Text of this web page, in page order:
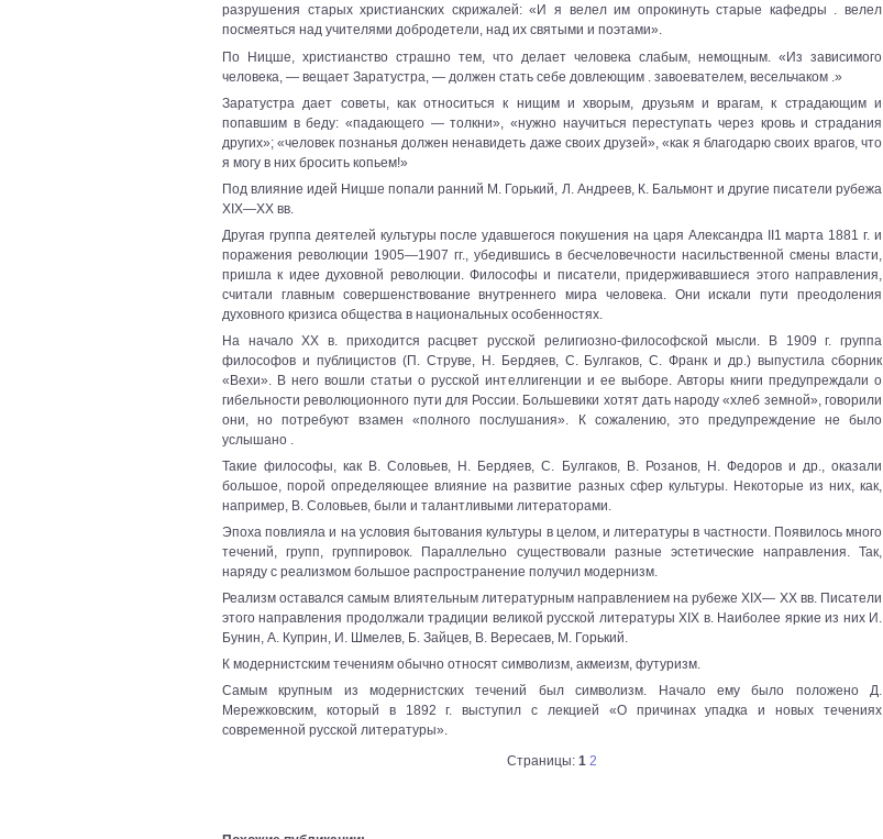
разрушения старых христианских скрижалей: «И я велел им опрокинуть старые кафедры . велел
посмеяться над учителями добродетели, над их святыми и поэтами».
По Ницше, христианство страшно тем, что делает человека слабым, немощным. «Из зависимого
человека, — вещает Заратустра, — должен стать себе довлеющим . завоевателем, весельчаком .»
Заратустра дает советы, как относиться к нищим и хворым, друзьям и врагам, к страдающим и
попавшим в беду: «падающего — толкни», «нужно научиться переступать через кровь и страдания
других»; «человек познанья должен ненавидеть даже своих друзей», «как я благодарю своих врагов, что
я могу в них бросить копьем!»
Под влияние идей Ницше попали ранний М. Горький, Л. Андреев, К. Бальмонт и другие писатели рубежа
XIX—XX вв.
Другая группа деятелей культуры после удавшегося покушения на царя Александра II1 марта 1881 г. и
поражения революции 1905—1907 гг., убедившись в бесчеловечности насильственной смены власти,
пришла к идее духовной революции. Философы и писатели, придерживавшиеся этого направления,
считали главным совершенствование внутреннего мира человека. Они искали пути преодоления
духовного кризиса общества в национальных особенностях.
На начало XX в. приходится расцвет русской религиозно-философской мысли. В 1909 г. группа
философов и публицистов (П. Струве, Н. Бердяев, С. Булгаков, С. Франк и др.) выпустила сборник
«Вехи». В него вошли статьи о русской интеллигенции и ее выборе. Авторы книги предупреждали о
гибельности революционного пути для России. Большевики хотят дать народу «хлеб земной», говорили
они, но потребуют взамен «полного послушания». К сожалению, это предупреждение не было
услышано .
Такие философы, как В. Соловьев, Н. Бердяев, С. Булгаков, В. Розанов, Н. Федоров и др., оказали
большое, порой определяющее влияние на развитие разных сфер культуры. Некоторые из них, как,
например, В. Соловьев, были и талантливыми литераторами.
Эпоха повлияла и на условия бытования культуры в целом, и литературы в частности. Появилось много
течений, групп, группировок. Параллельно существовали разные эстетические направления. Так,
наряду с реализмом большое распространение получил модернизм.
Реализм оставался самым влиятельным литературным направлением на рубеже XIX— XX вв. Писатели
этого направления продолжали традиции великой русской литературы XIX в. Наиболее яркие из них И.
Бунин, А. Куприн, И. Шмелев, Б. Зайцев, В. Вересаев, М. Горький.
К модернистским течениям обычно относят символизм, акмеизм, футуризм.
Самым крупным из модернистских течений был символизм. Начало ему было положено Д.
Мережковским, который в 1892 г. выступил с лекцией «О причинах упадка и новых течениях
современной русской литературы».
Страницы: 1 2